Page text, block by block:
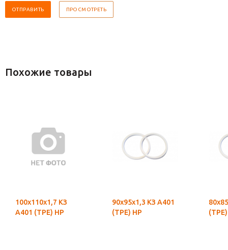
Похожие товары
100х110х1,7 КЗ
А401 (ТРЕ) НР
90х95х1,3 КЗ А401
(ТРЕ) НР